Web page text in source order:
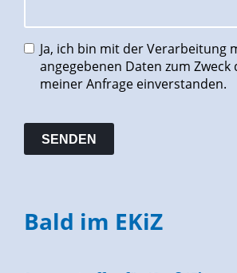
Ja, ich bin mit der Verarbeitung
angegebenen Daten zum
meiner Anfrage einverstanden.
Bald im EKiZ